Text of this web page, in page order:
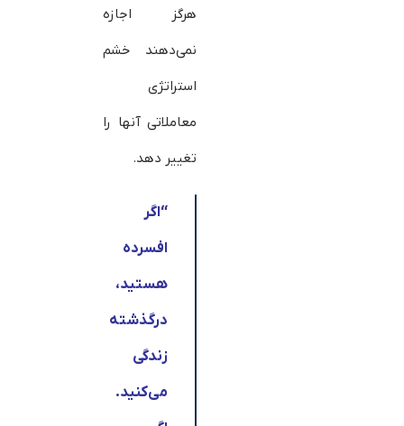
هرگز اجازه
نمی‌دهند خشم
استراتژی
معاملاتی آنها را
تغییر دهد.
“اگر
افسرده
هستید،
درگذشته
زندگی
می‌کنید.